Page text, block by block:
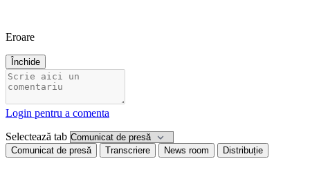
Eroare
Închide
Login pentru a comenta
Selectează tab
Comunicat de presă Transcriere News room Distribuție